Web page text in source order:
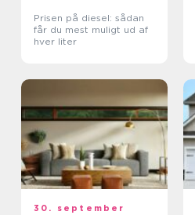
Prisen på diesel: sådan
får du mest muligt ud af
hver liter
30. september